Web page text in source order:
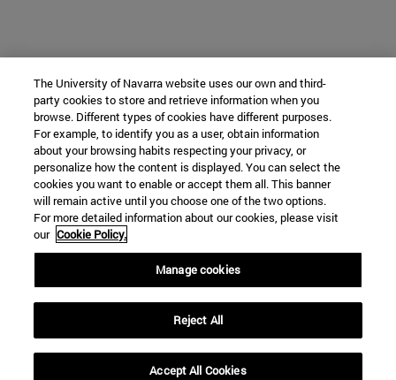
The University of Navarra website uses our own and third-
party cookies to store and retrieve information when you
browse. Different types of cookies have different purposes.
For example, to identify you as a user, obtain information
about your browsing habits respecting your privacy, or
personalize how the content is displayed. You can select the
cookies you want to enable or accept them all. This banner
will remain active until you choose one of the two options.
For more detailed information about our cookies, please visit
our Cookie Policy.
Manage cookies
Reject All
Accept All Cookies